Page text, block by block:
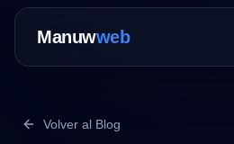
Manuwweb
Volver al Blog